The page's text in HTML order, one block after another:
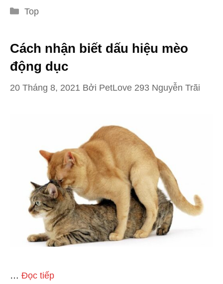
Danh
Top
Cách nhận biết dấu hiệu mèo
động dục
20 Tháng 8, 2021 Bởi PetLove 293 Nguyễn Trãi
… Đọc tiếp